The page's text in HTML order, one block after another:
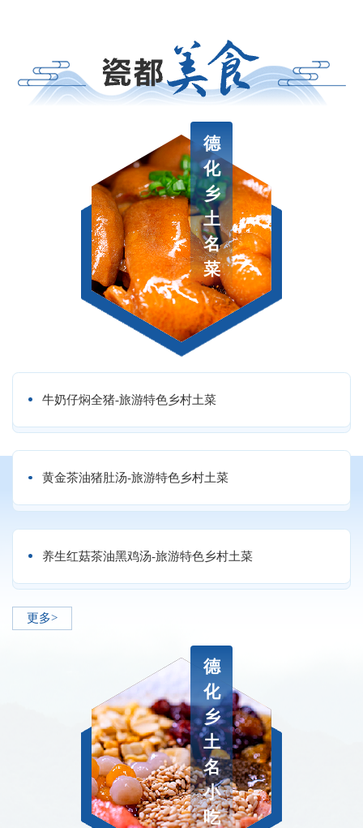
德
化
乡
土
名
菜
牛奶仔焖全猪-旅游特色乡村土菜
黄金茶油猪肚汤-旅游特色乡村土菜
养生红菇茶油黑鸡汤-旅游特色乡村土菜
更多>
德
化
乡
土
名
小
吃